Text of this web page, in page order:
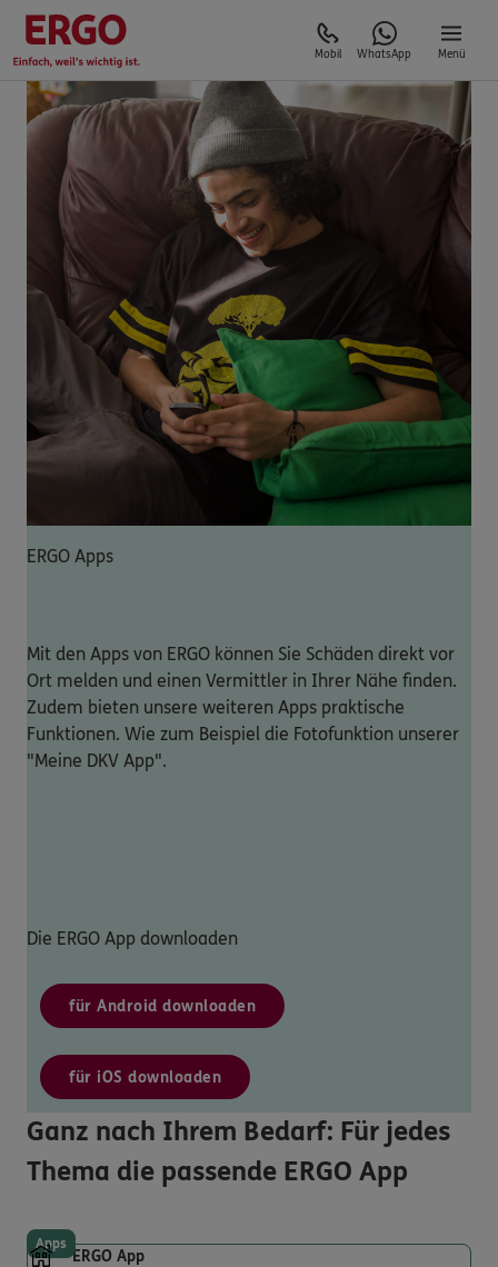
Mobil WhatsApp Menü
ERGO Apps
Mit den Apps von ERGO können Sie Schäden direkt vor
Ort melden und einen Vermittler in Ihrer Nähe finden.
Zudem bieten unsere weiteren Apps praktische
Funktionen. Wie zum Beispiel die Fotofunktion unserer
"Meine DKV App".
Die ERGO App downloaden
für Android downloaden
für iOS downloaden
Ganz nach Ihrem Bedarf: Für jedes
Thema die passende ERGO App
Apps
ERGO App